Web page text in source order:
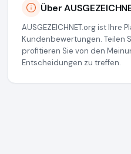
Über
AUSGEZEICHNET.org ist Ihre
Kundenbewertungen. Teilen
profitieren Sie von den
Entscheidungen zu treffen.